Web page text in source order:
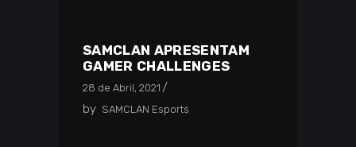
SAMCLAN APRESENTAM
GAMER CHALLENGES
28 de Abril, 2021
by SAMCLAN Esports